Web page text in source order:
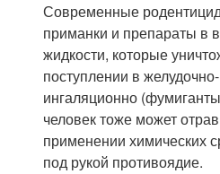
Современные
приманки и препараты в
жидкости, которые
поступлении в
ингаляционно
человек тоже может
применении химических
под рукой противоядие.